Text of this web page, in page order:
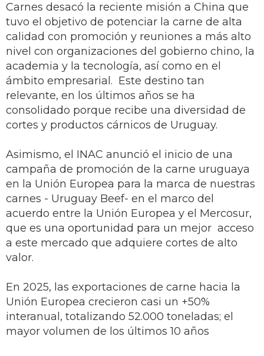
Carnes desacó la reciente misión a China que
tuvo el objetivo de potenciar la carne de alta
calidad con promoción y reuniones a más alto
nivel con organizaciones del gobierno chino, la
academia y la tecnología, así como en el
ámbito empresarial. Este destino tan
relevante, en los últimos años se ha
consolidado porque recibe una diversidad de
cortes y productos cárnicos de Uruguay.
Asimismo, el INAC anunció el inicio de una
campaña de promoción de la carne uruguaya
en la Unión Europea para la marca de nuestras
carnes - Uruguay Beef- en el marco del
acuerdo entre la Unión Europea y el Mercosur,
que es una oportunidad para un mejor acceso
a este mercado que adquiere cortes de alto
valor.
En 2025, las exportaciones de carne hacia la
Unión Europea crecieron casi un +50%
interanual, totalizando 52.000 toneladas; el
mayor volumen de los últimos 10 años